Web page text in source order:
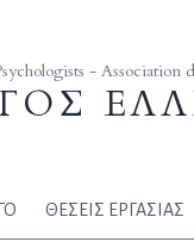
- Association
ΘΕΣΕΙΣ ΕΡΓΑΣΙΑΣ